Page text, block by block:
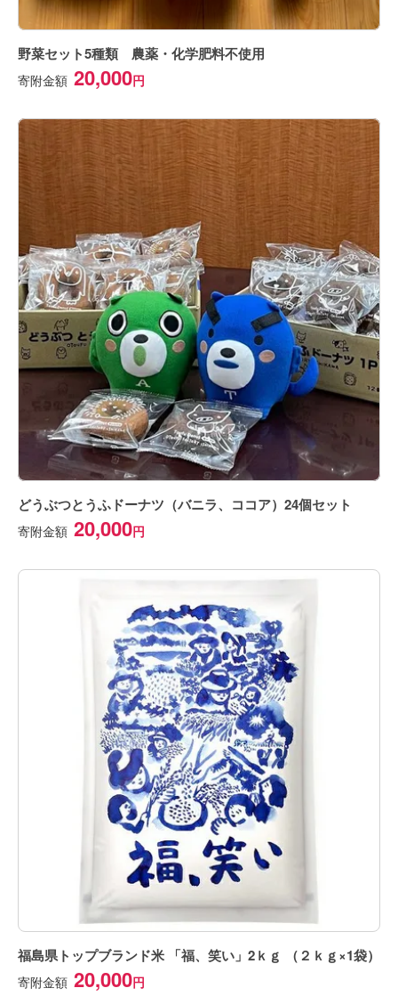
野菜セット5種類 農薬・化学肥料不使用
寄附金額 20,000
どうぶつとうふドーナツ（バニラ、ココア）24個セット
寄附金額 20,000
福島県トップブランド米 「福、笑い」2ｋｇ （２ｋｇ×1袋）
寄附金額 20,000